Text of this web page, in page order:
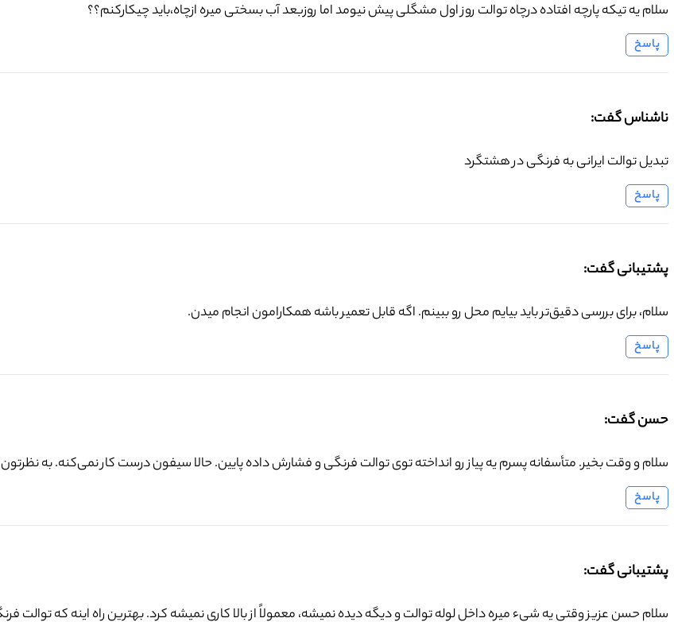
سلام یه تیکه پارچه افتاده درچاه توالت روز اول مشگلی پیش نیومد اما روزبعد آب بسختی میره ازچاه،باید چیکارکنم؟؟
پاسخ
ناشناس گفت:
تبدیل توالت ایرانی به فرنگی در هشتگرد
پاسخ
پشتیبانی گفت:
سلام، برای بررسی دقیق‌تر باید بیایم محل رو ببینم. اگه قابل تعمیر باشه همکارامون انجام میدن.
پاسخ
حسن گفت:
سلام و وقت بخیر. متأسفانه پسرم یه پیاز رو انداخته توی توالت فرنگی و فشارش داده پایین. حالا سیفون درست کار نمی‌کنه. به
پاسخ
پشتیبانی گفت:
سلام حسن عزیز وقتی یه شیء میره داخل لوله توالت و دیگه دیده نمیشه، معمولاً از بالا کاری نمیشه کرد. بهترین راه اینه که توالت